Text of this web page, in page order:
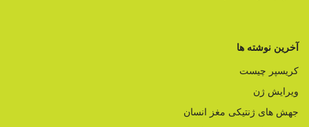
آخرین نوشته ها
کریسپر چیست
ویرایش ژن
جهش های ژنتیکی مغز انسان